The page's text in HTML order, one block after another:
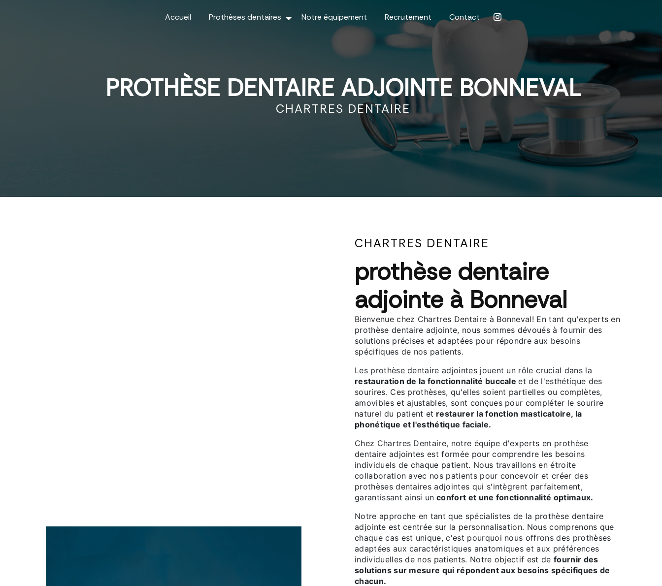
Accueil Prothèses dentaires Notre équipement Recrutement Contact
PROTHÈSE DENTAIRE ADJOINTE BONNEVAL
CHARTRES DENTAIRE
CHARTRES DENTAIRE
prothèse dentaire
adjointe à Bonneval
Bienvenue chez Chartres Dentaire à Bonneval! En tant qu'experts en
prothèse dentaire adjointe, nous sommes dévoués à fournir des
solutions précises et adaptées pour répondre aux besoins
spécifiques de nos patients.
Les prothèse dentaire adjointes jouent un rôle crucial dans la
restauration de la fonctionnalité buccaleet de l'esthétique des
sourires. Ces prothèses, qu'elles soient partielles ou complètes,
amovibles et ajustables, sont conçues pour compléter le sourire
naturel du patient et restaurer la fonction masticatoire, la
phonétique et l'esthétique faciale.
Chez Chartres Dentaire, notre équipe d'experts en prothèse
dentaire adjointes est formée pour comprendre les besoins
individuels de chaque patient. Nous travaillons en étroite
collaboration avec nos patients pour concevoir et créer des
prothèses dentaires adjointes qui s'intègrent parfaitement,
garantissant ainsi un confort et une fonctionnalité optimaux.
Notre approche en tant que spécialistes de la prothèse dentaire
adjointe est centrée sur la personnalisation. Nous comprenons que
chaque cas est unique, c'est pourquoi nous offrons des prothèses
adaptées aux caractéristiques anatomiques et aux préférences
individuelles de nos patients. Notre objectif est de fournir des
solutions sur mesure qui répondent aux besoins spécifiques de
chacun.